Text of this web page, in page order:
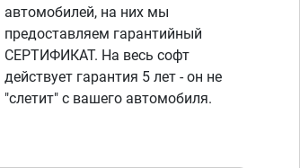
автомобилей, на них мы
предоставляем гарантийный
СЕРТИФИКАТ. На весь софт
действует гарантия 5 лет - он не
"слетит" с вашего автомобиля.